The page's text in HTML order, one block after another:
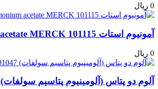
0 ریال
آمونیوم استات Ammonium acetate MERCK 101115
0 ریال
آلوم دو پتاس (آلومینیوم پتاسیم سولفات) 101047...